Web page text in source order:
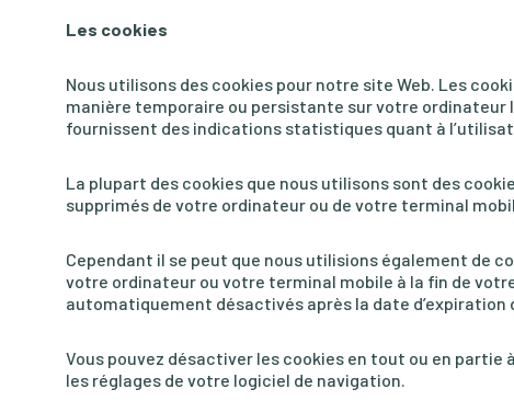
Les cookies
Nous utilisons des cookies pour notre site Web. Les
manière temporaire ou persistante sur votre ordinateur
fournissent des indications statistiques quant à
La plupart des cookies que nous utilisons sont des
supprimés de votre ordinateur ou de votre terminal
Cependant il se peut que nous utilisions également de
votre ordinateur ou votre terminal mobile à la fin de
automatiquement désactivés après la date d’expiration
Vous pouvez désactiver les cookies en tout ou en
les réglages de votre logiciel de navigation.